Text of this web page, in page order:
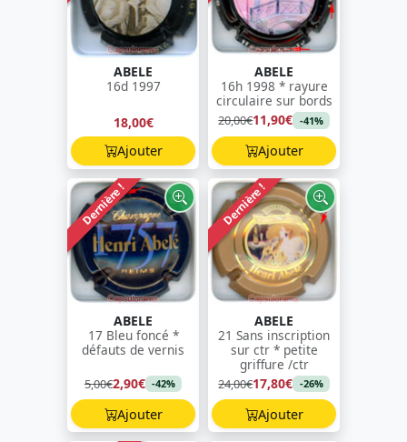
ABELE
16d 1997
18,00€
Ajouter
ABELE
16h 1998 * rayure
circulaire sur bords
20,00€11,90€ -41%
Ajouter
Dernière !
ABELE
17 Bleu foncé *
défauts de vernis
5,00€2,90€ -42%
Ajouter
Dernière !
ABELE
21 Sans inscription
sur ctr * petite
griffure /ctr
24,00€17,80€ -26%
Ajouter